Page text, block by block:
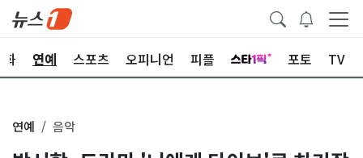
화 연예 스포츠 오피니언 피플 포토 TV
연예 음악